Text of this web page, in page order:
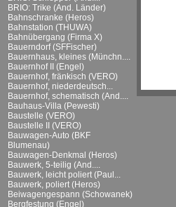
BRIO: Trike (And. Länder)
Bahnschranke (Heros)
Bahnstation (THUWA)
Bahnübergang (Firma X)
Bauerndorf (SFFischer)
Bauernhaus, kleines (Münchn....
Bauernhof II (Engel)
Bauernhof, fränkisch (VERO)
Bauernhof, niederdeutsch...
Bauernhof, schematisch (And....
Bauhaus-Villa (Pewesti)
Baustelle (VERO)
Baustelle II (VERO)
Bauwagen-Auto (BKF
Blumenau)
Bauwagen-Denkmal (Heros)
Bauwerk, 5-teilig (And....
Bauwerk, leicht poliert (Paul...
Bauwerk, poliert (Heros)
Beiwagengespann (Schowanek)
Bergfestung (Engel)